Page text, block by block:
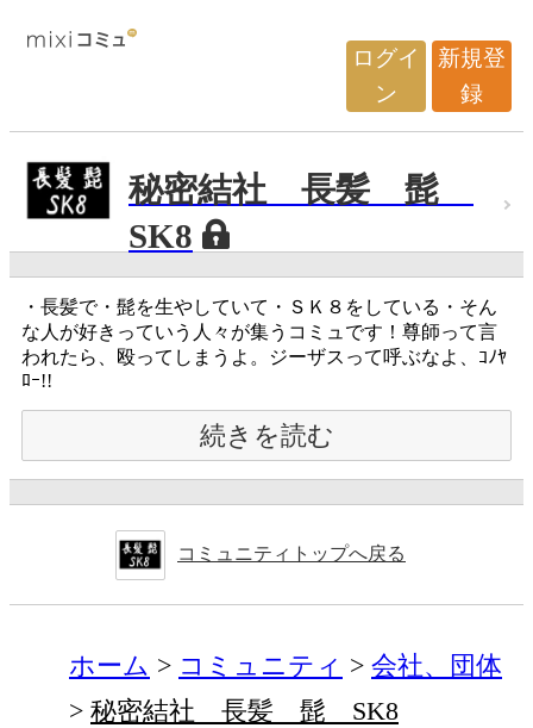
ログイ
ン
新規登
録
秘密結社 長髪 髭
SK8
・長髪で・髭を生やしていて・ＳＫ８をしている・そん
な人が好きっていう人々が集うコミュです！尊師って言
われたら、殴ってしまうよ。ジーザスって呼ぶなよ、ｺﾉﾔ
ﾛｰ!!
続きを読む
コミュニティトップへ戻る
ホーム コミュニティ
会社、団体
秘密結社 長髪 髭 SK8